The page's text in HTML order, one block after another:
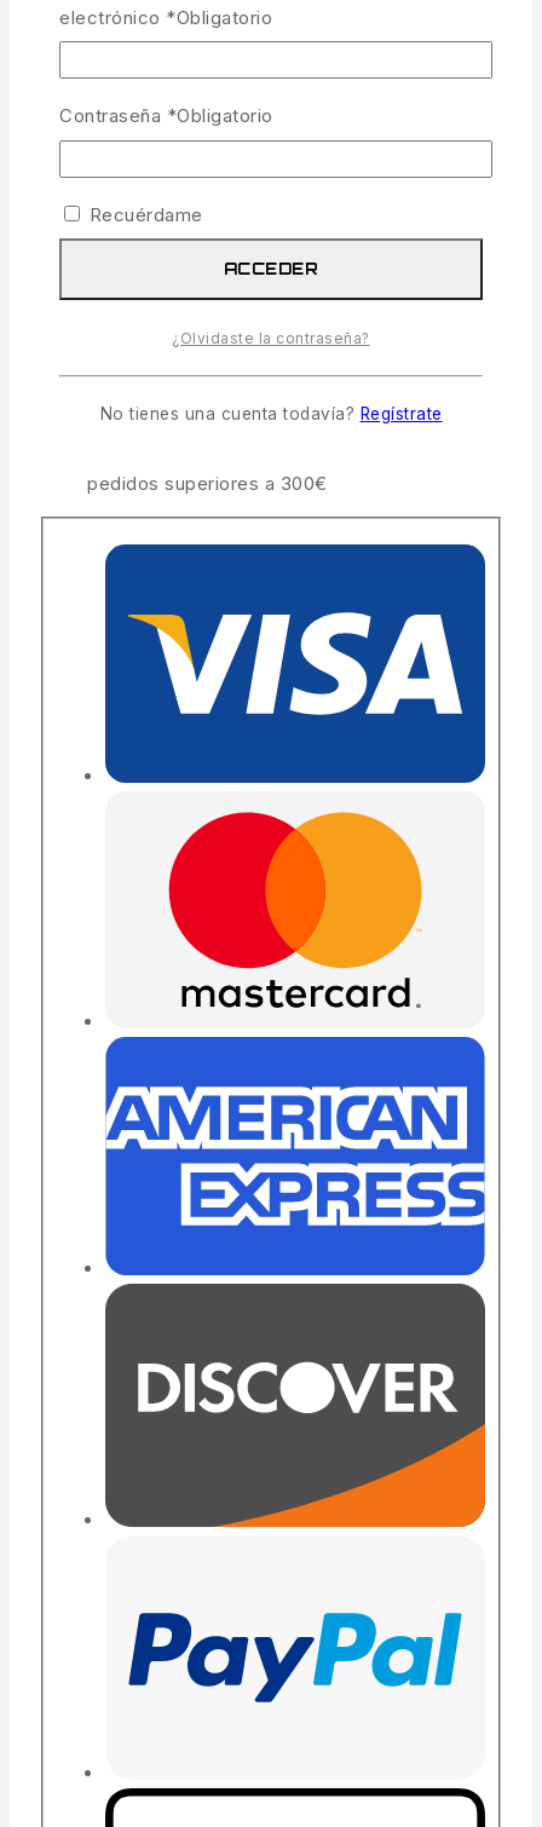
Red de aterrizaje Carbon Match 18" cantidad
AÑADIR AL CARRITO
COMPRAR AHORA
COMPARAR
COMPARTIR
23personas están viendo esto ahora mismo
Entrega estimada:Hasta 4 días hábiles
pedidos superiores a 300€
electrónico *Obligatorio
Contraseña *Obligatorio
Recuérdame
ACCEDER
¿Olvidaste la contraseña?
No tienes una cuenta todavía? Regístrate